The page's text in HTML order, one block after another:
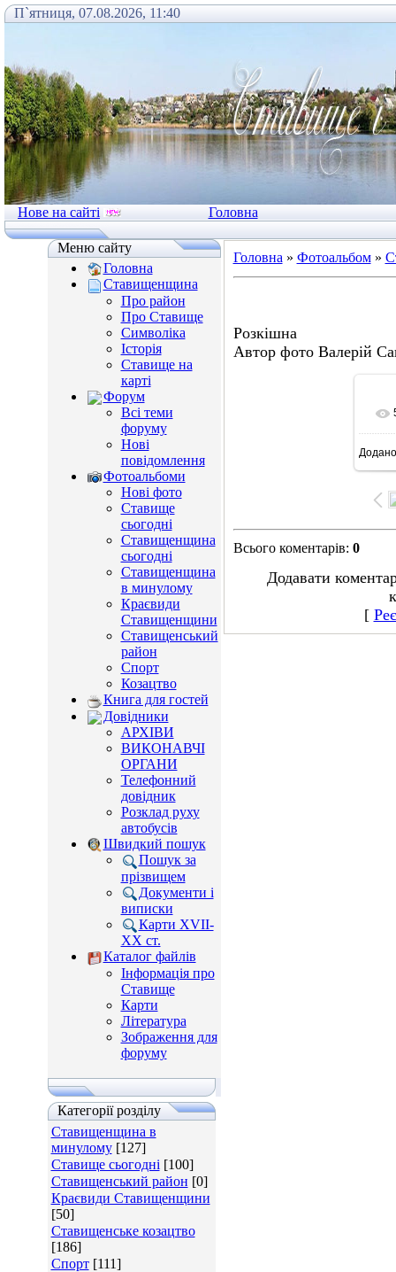
П`ятниця, 07.08.2026, 11:40
Нове на сайті Головна
Меню сайту
Головна
Ставищенщина
Про район
Про Ставище
Символіка
Історія
Ставище на
карті
Форум
Всі теми
форуму
Нові
повідомлення
Фотоальбоми
Нові фото
Ставище
сьогодні
Ставищенщина
сьогодні
Ставищенщина
в минулому
Краєвиди
Ставищенщини
Ставищенський
район
Спорт
Козацтво
Книга для гостей
Довідники
АРХІВИ
ВИКОНАВЧІ
ОРГАНИ
Телефонний
довідник
Розклад руху
автобусів
Швидкий пошук
Пошук за
прізвищем
Документи і
виписки
Карти XVII-
XX ст.
Каталог файлів
Інформація про
Ставище
Карти
Література
Зображення для
форуму
Категорії розділу
Ставищенщина в
минулому [127]
Ставище сьогодні [100]
Ставищенський район [0]
Краєвиди Ставищенщини
[50]
Ставищенське козацтво
[186]
Спорт [111]
Головна » Фотоальбом»
Розкішна
Автор фото Валерій
Додано
Всього коментарів: 0
Додавати
[